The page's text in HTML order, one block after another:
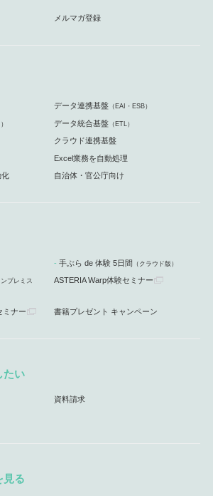
メルマガ登録
データ連携基盤 （EAI・ESB）
データ統合基盤 （ETL）
クラウド連携基盤
Excel業務を自動処理
化 自治体・官公庁向け
手ぶら de 体験 5日間 （クラウド版）
ンプレミス ASTERIA Warp体験セミナー
ミナー 書籍プレゼント キャンペーン
たい
資料請求
見る